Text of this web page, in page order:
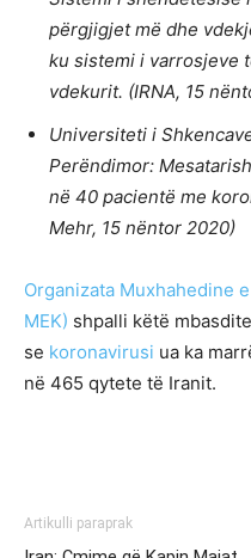
përgjigjet më dhe
ku sistemi i varrosjeve
vdekurit. (IRNA, 15
Universiteti i
Perëndimor:
në 40 pacientë me
Mehr, 15 nëntor 2020)
Organizata Muxhahedine
MEK) shpalli këtë
se koronavirusi ua ka
në 465 qytete të Iranit.
Artikulli paraprak